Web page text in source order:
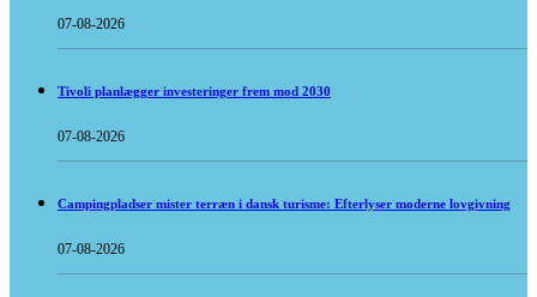
07-08-2026
Tivoli planlægger investeringer frem mod 2030
07-08-2026
Campingpladser mister terræn i dansk turisme: Efterlyser moderne lovgivning
07-08-2026